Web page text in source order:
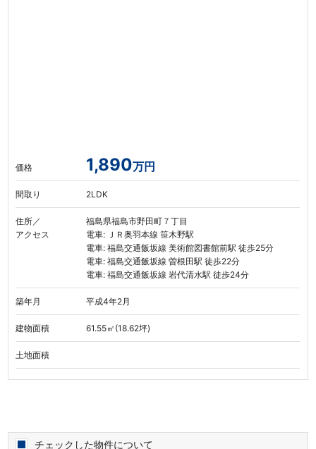
価格 1,890万円
間取り 2LDK
住所／
アクセス
福島県福島市野田町７丁目
電車: ＪＲ奥羽本線 笹木野駅
電車: 福島交通飯坂線 美術館図書館前駅 徒歩25分
電車: 福島交通飯坂線 曽根田駅 徒歩22分
電車: 福島交通飯坂線 岩代清水駅 徒歩24分
築年月 平成4年2月
建物面積 61.55㎡(18.62坪)
土地面積
チェックした物件について